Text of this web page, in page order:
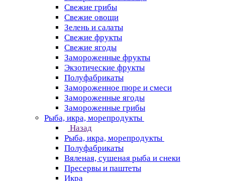
Свежие грибы
Свежие овощи
Зелень и салаты
Свежие фрукты
Свежие ягоды
Замороженные фрукты
Экзотические фрукты
Полуфабрикаты
Замороженное пюре и смеси
Замороженные ягоды
Замороженные грибы
Рыба, икра, морепродукты
Назад
Рыба, икра, морепродукты
Полуфабрикаты
Вяленая, сушеная рыба и снеки
Пресервы и паштеты
Икра